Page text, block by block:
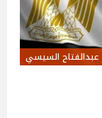
عبدالفتاح السيسي